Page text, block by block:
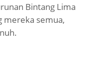
Bintang Lima
mereka semua,